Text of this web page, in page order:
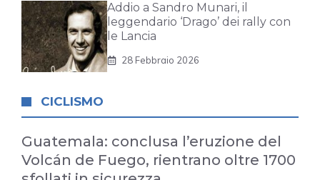
Addio a Sandro Munari, il
leggendario ‘Drago’ dei rally con
le Lancia
28 Febbraio 2026
CICLISMO
Guatemala: conclusa l’eruzione del
Volcán de Fuego, rientrano oltre 1700